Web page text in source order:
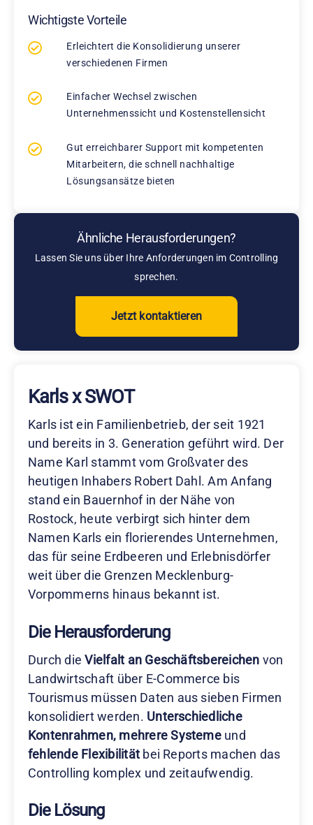
Wichtigste Vorteile
Erleichtert die Konsolidierung unserer
verschiedenen Firmen
Einfacher Wechsel zwischen
Unternehmenssicht und Kostenstellensicht
Gut erreichbarer Support mit kompetenten
Mitarbeitern, die schnell nachhaltige
Lösungsansätze bieten
Ähnliche Herausforderungen?
Lassen Sie uns über Ihre Anforderungen im Controlling
sprechen.
Jetzt kontaktieren
Karls x SWOT
Karls ist ein Familienbetrieb, der seit 1921
und bereits in 3. Generation geführt wird. Der
Name Karl stammt vom Großvater des
heutigen Inhabers Robert Dahl. Am Anfang
stand ein Bauernhof in der Nähe von
Rostock, heute verbirgt sich hinter dem
Namen Karls ein florierendes Unternehmen,
das für seine Erdbeeren und Erlebnisdörfer
weit über die Grenzen Mecklenburg-
Vorpommerns hinaus bekannt ist.
Die Herausforderung
Durch dieVielfalt an Geschäftsbereichen von
Landwirtschaft über E-Commerce bis
Tourismus müssen Daten aus sieben Firmen
konsolidiert werden. Unterschiedliche
Kontenrahmen, mehrere Systemeund
fehlende Flexibilität bei Reports machen das
Controlling komplex und zeitaufwendig.
Die Lösung